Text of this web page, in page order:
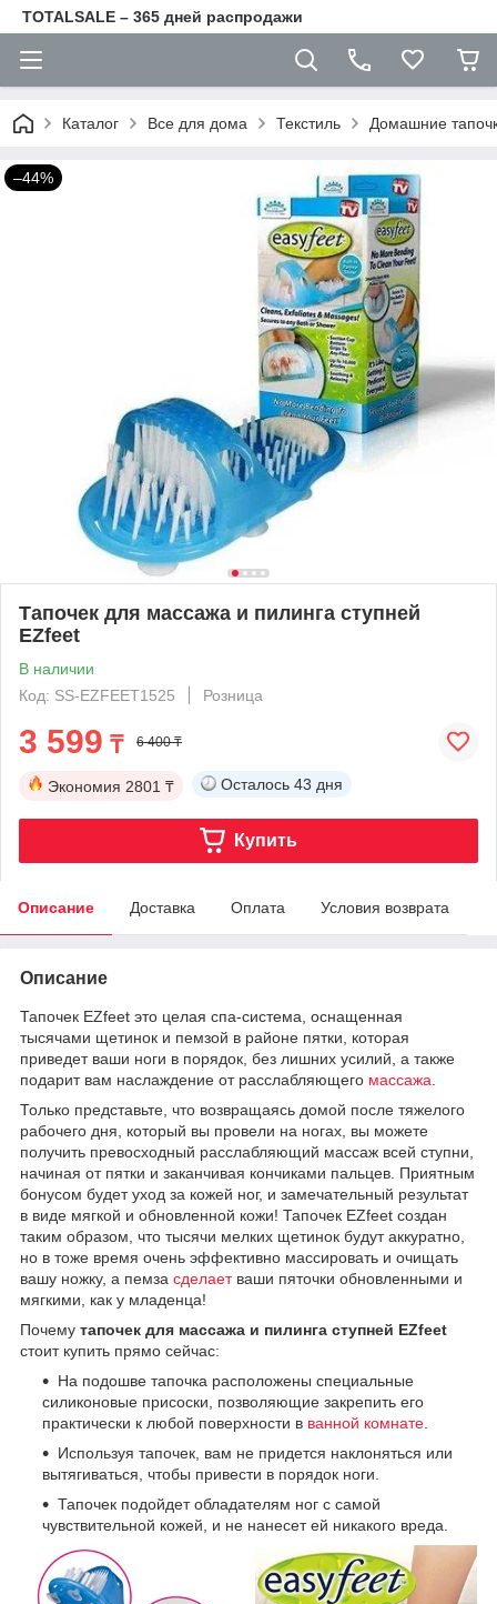
TOTALSALE – 365 дней распродажи
Каталог Все для дома Текстиль Домашние
–44%
Тапочек для массажа и пилинга ступней
EZfeet
В наличии
Код: SS-EZFEET1525
Розница
3 599 ₸ 6 400 ₸
Экономия 2801 ₸ Осталось 43 дня
Купить
Описание Доставка Оплата Условия возврата
Описание
Тапочек EZfeet это целая спа-система, оснащенная
тысячами щетинок и пемзой в районе пятки, которая
приведет ваши ноги в порядок, без лишних усилий, а также
подарит вам наслаждение от расслабляющего массажа
Только представьте, что возвращаясь домой после тяжелого
рабочего дня, который вы провели на ногах, вы можете
получить превосходный расслабляющий массаж всей ступни,
начиная от пятки и заканчивая кончиками пальцев. Приятным
бонусом будет уход за кожей ног, и замечательный результат
в виде мягкой и обновленной кожи! Тапочек EZfeet создан
таким образом, что тысячи мелких щетинок будут аккуратно,
но в тоже время очень эффективно массировать и очищать
вашу ножку, а пемза сделаетваши пяточки обновленными и
мягкими, как у младенца!
Почему тапочек для массажа и пилинга ступней EZfeet
стоит купить прямо сейчас:
На подошве тапочка расположены специальные
силиконовые присоски, позволяющие закрепить его
практически к любой поверхности в ванной комнате
Используя тапочек, вам не придется наклоняться или
вытягиваться, чтобы привести в порядок ноги.
Тапочек подойдет обладателям ног с самой
чувствительной кожей, и не нанесет ей никакого вреда.